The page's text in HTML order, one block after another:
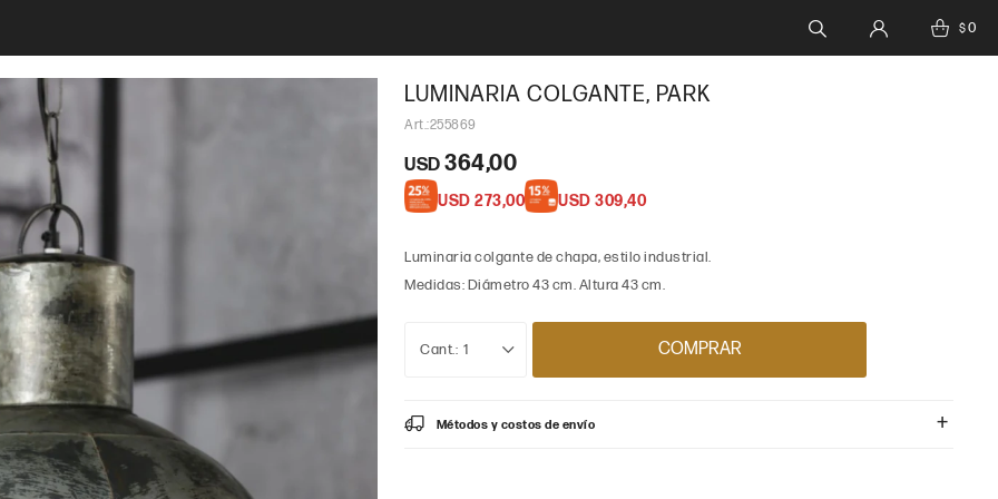
$0
LUMINARIA COLGANTE, PARK
255869
USD 364,00
USD 273,00 USD 309,40
Luminaria colgante de chapa, estilo industrial.
Medidas: Diámetro 43 cm. Altura 43 cm.
1 COMPRAR
Métodos y costos de envío